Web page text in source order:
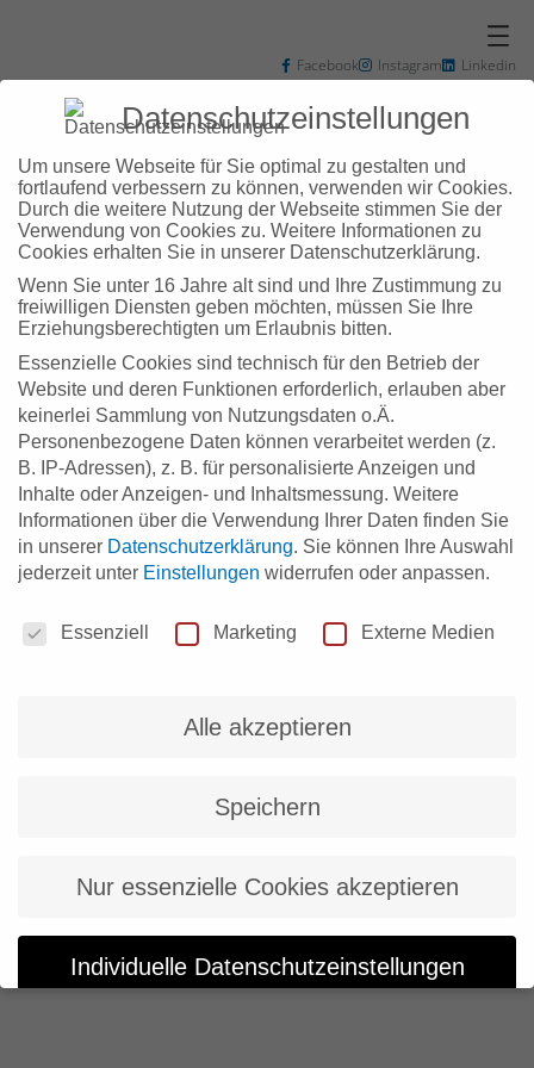
Facebook Instagram
Linkedin
+49 7031 3048102
info@zd-bb.de
Schlagwort:e-
roller
Datenschutzeinstellungen
Um unsere Webseite für Sie optimal zu gestalten und
fortlaufend verbessern zu können, verwenden wir Cookies.
Durch die weitere Nutzung der Webseite stimmen Sie der
Verwendung von Cookies zu. Weitere Informationen zu
Cookies erhalten Sie in unserer Datenschutzerklärung.
Wenn Sie unter 16 Jahre alt sind und Ihre Zustimmung zu
freiwilligen Diensten geben möchten, müssen Sie Ihre
Erziehungsberechtigten um Erlaubnis bitten.
Essenzielle Cookies sind technisch für den Betrieb der
Website und deren Funktionen erforderlich, erlauben aber
keinerlei Sammlung von Nutzungsdaten o.Ä.
Personenbezogene Daten können verarbeitet werden (z.
B. IP-Adressen), z. B. für personalisierte Anzeigen und
Inhalte oder Anzeigen- und Inhaltsmessung. Weitere
Informationen über die Verwendung Ihrer Daten finden Sie
in unserer Datenschutzerklärung. Sie können Ihre Auswahl
jederzeit unter Einstellungen widerrufen oder anpassen.
Essenziell
Marketing Externe Medien
Alle akzeptieren
Speichern
Nur essenzielle Cookies akzeptieren
Individuelle Datenschutzeinstellungen